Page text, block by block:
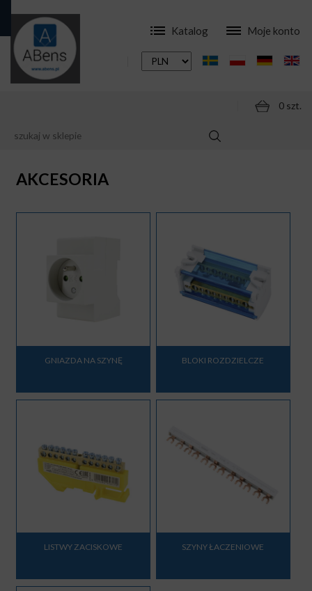
Katalog Moje konto
0 szt.
SKLEP
AKCESORIA
GNIAZDA NA SZYNĘ BLOKI ROZDZIELCZE
LISTWY ZACISKOWE SZYNY ŁACZENIOWE